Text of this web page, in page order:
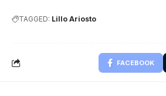
TAGGED: Lillo Ariosto
FACEBOOK